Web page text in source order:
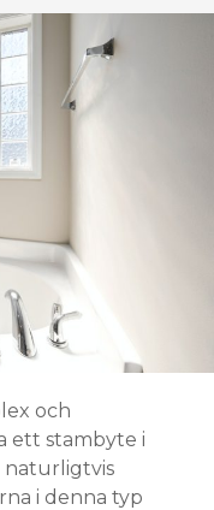
och
ett stambyte i
naturligtvis
i denna typ